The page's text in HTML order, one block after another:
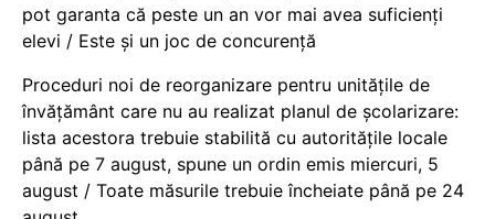
pot garanta că peste un an vor mai avea suficienți
elevi / Este și un joc de concurență
Proceduri noi de reorganizare pentru unitățile de
învățământ care nu au realizat planul de școlarizare:
lista acestora trebuie stabilită cu autoritățile locale
până pe 7 august, spune un ordin emis miercuri, 5
august / Toate măsurile trebuie încheiate până pe 24